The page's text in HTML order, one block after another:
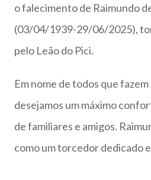
o falecimento de Raimundo
(03/04/1939-29/06/2025),
pelo Leão do Pici.
Em nome de todos que
desejamos um máximo
de familiares e amigos.
como um torcedor dedicado